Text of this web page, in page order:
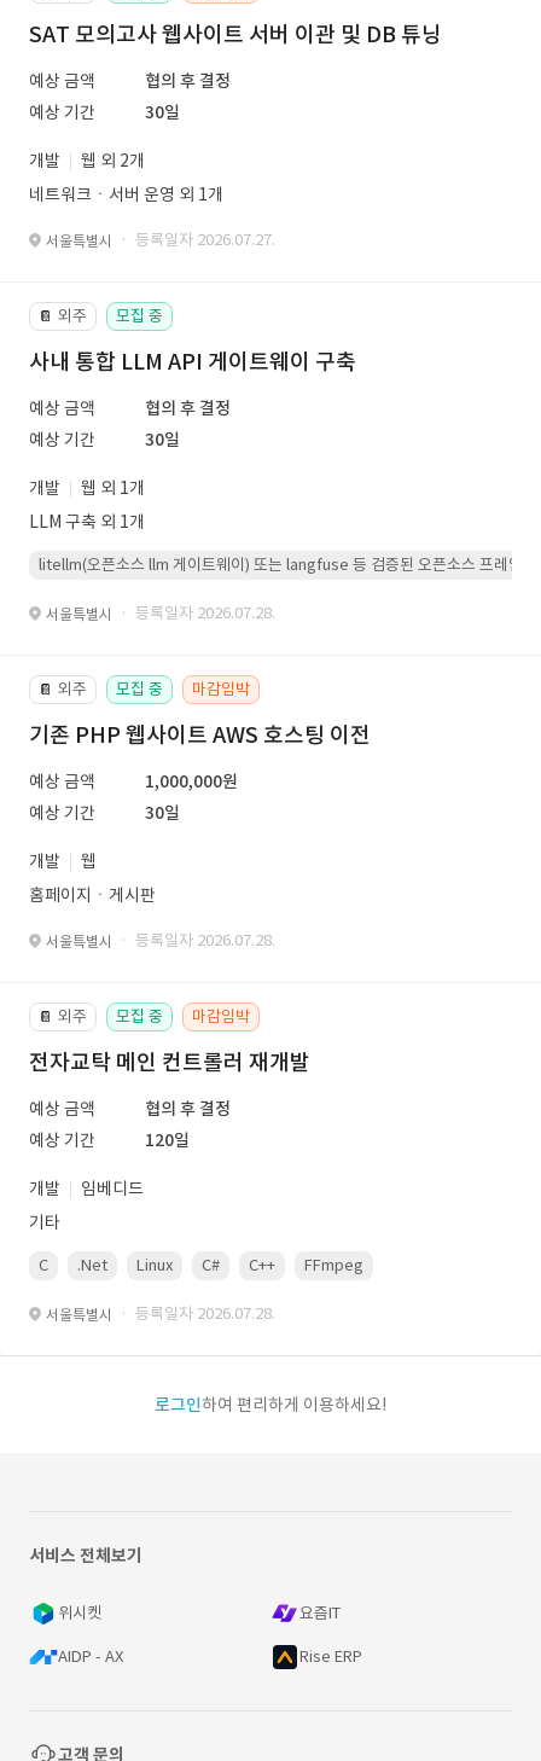
SAT 모의고사 웹사이트 서버 이관 및 DB 튜닝
예상 금액
협의 후 결정
예상 기간
30일
개발
웹 외 2개
네트워크ㆍ서버 운영 외 1개
서울특별시 · 등록일자 2026.07.27.
📔 외주 모집 중
사내 통합 LLM API 게이트웨이 구축
예상 금액
협의 후 결정
예상 기간
30일
개발
웹 외 1개
LLM 구축 외 1개
litellm(오픈소스 llm 게이트웨이) 또는 langfuse 등 검증된 오픈소스 프레임워
서울특별시 · 등록일자 2026.07.28.
📔 외주 모집 중 마감임박
기존 PHP 웹사이트 AWS 호스팅 이전
예상 금액
1,000,000원
예상 기간
30일
개발
웹
홈페이지ㆍ게시판
서울특별시 · 등록일자 2026.07.28.
📔 외주 모집 중 마감임박
전자교탁 메인 컨트롤러 재개발
예상 금액
협의 후 결정
예상 기간
120일
개발
임베디드
기타
C .Net Linux C# C++ FFmpeg
서울특별시 · 등록일자 2026.07.28.
로그인하여 편리하게 이용하세요!
서비스 전체보기
위시켓 요즘IT
AIDP - AX Rise ERP
고객 문의